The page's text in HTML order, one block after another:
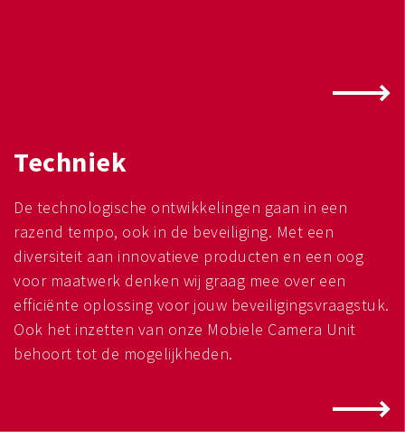
Techniek
De technologische ontwikkelingen gaan in een
razend tempo, ook in de beveiliging. Met een
diversiteit aan innovatieve producten en een oog
voor maatwerk denken wij graag mee over een
efficiënte oplossing voor jouw beveiligingsvraagstuk.
Ook het inzetten van onze Mobiele Camera Unit
behoort tot de mogelijkheden.